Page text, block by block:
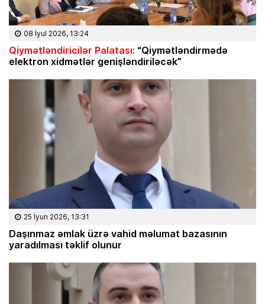
08 İyul 2026, 13:24
Qiymətləndiricilər Palatası: “Qiymətləndirmədə
elektron xidmətlər genişləndiriləcək”
25 İyun 2026, 13:31
Daşınmaz əmlak üzrə vahid məlumat bazasının
yaradılması təklif olunur